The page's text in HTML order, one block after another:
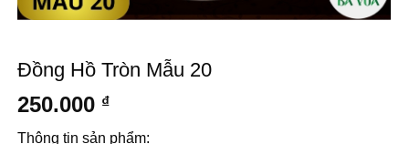
Đồng Hồ Tròn Mẫu 20
250.000 ₫
Thông tin sản phẩm: